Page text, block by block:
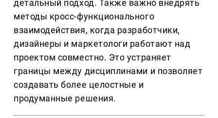
детальный подход. Также важно внедрять
методы кросс-функционального
взаимодействия, когда разработчики,
дизайнеры и маркетологи работают над
проектом совместно. Это устраняет
границы между дисциплинами и позволяет
создавать более целостные и
продуманные решения.